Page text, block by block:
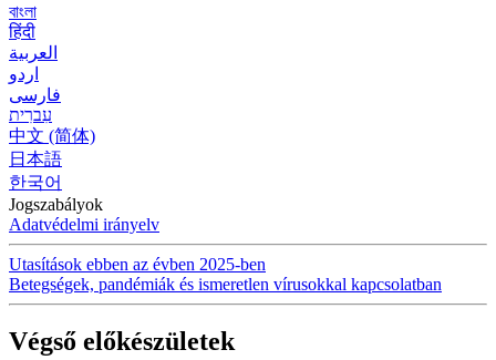
বাংলা
हिंदी
العربية
اردو
فارسی
עִברִית
中文 (简体)
日本語
한국어
Jogszabályok
Adatvédelmi irányelv
Utasítások ebben az évben 2025-ben
Betegségek, pandémiák és ismeretlen vírusokkal kapcsolatban
Végső előkészületek